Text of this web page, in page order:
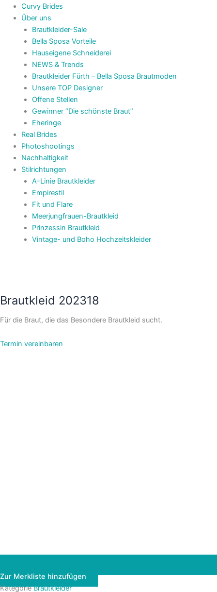
Curvy Brides
Über uns
Brautkleider-Sale
Bella Sposa Vorteile
Hauseigene Schneiderei
NEWS & Trends
Brautkleider Fürth – Bella Sposa Brautmoden
Unsere TOP Designer
Offene Stellen
Gewinner “Die schönste Braut”
Eheringe
Real Brides
Photoshootings
Nachhaltigkeit
Stilrichtungen
A-Linie Brautkleider
Empirestil
Fit und Flare
Meerjungfrauen-Brautkleid
Prinzessin Brautkleid
Vintage- und Boho Hochzeitskleider
Brautkleid 202318
Für die Braut, die das Besondere Brautkleid sucht.
Termin vereinbaren
Zur Merkliste hinzufügen
Kategorie Brautkleider